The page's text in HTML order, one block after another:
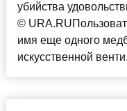
убийства
©
имя еще одного
искусственной